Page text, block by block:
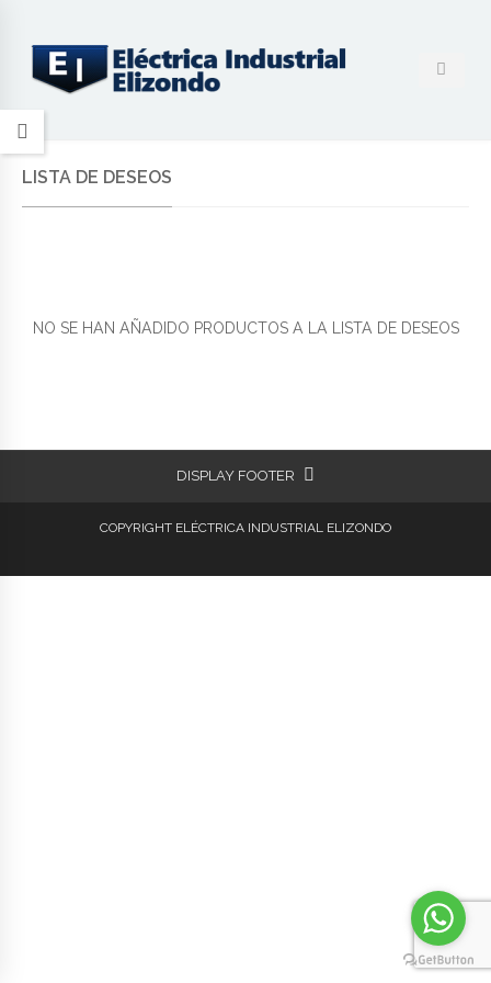
LISTA DE DESEOS
NO SE HAN AÑADIDO PRODUCTOS A LA LISTA DE DESEOS
DISPLAY FOOTER
COPYRIGHT ELÉCTRICA INDUSTRIAL ELIZONDO